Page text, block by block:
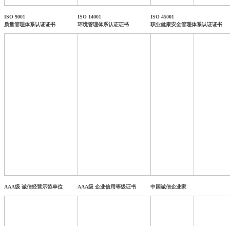
ISO 9001
质量管理体系认证证书
ISO 14001
环境管理体系认证证书
ISO 45001
职业健康安全管理体系认证证书
AAA级 诚信经营示范单位 AAA级 企业信用等级证书 中国诚信企业家